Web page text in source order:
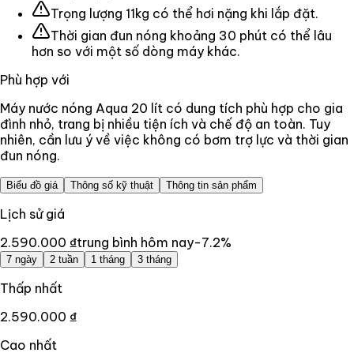
Trọng lượng 11kg có thể hơi nặng khi lắp đặt.
Thời gian đun nóng khoảng 30 phút có thể lâu
hơn so với một số dòng máy khác.
Phù hợp với
Máy nước nóng Aqua 20 lít có dung tích phù hợp cho gia
đình nhỏ, trang bị nhiều tiện ích và chế độ an toàn. Tuy
nhiên, cần lưu ý về việc không có bơm trợ lực và thời gian
đun nóng.
Biểu đồ giá Thông số kỹ thuật Thông tin sản phẩm
Lịch sử giá
2.590.000 ₫trung bình hôm nay-7.2%
7 ngày 2 tuần 1 tháng 3 tháng
Thấp nhất
2.590.000 ₫
Cao nhất